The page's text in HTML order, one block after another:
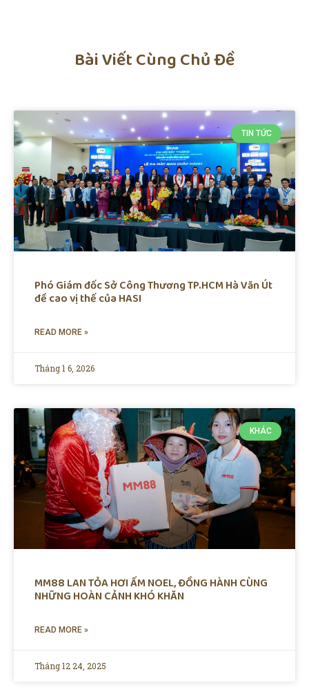
Bài Viết Cùng Chủ Đề
TIN TỨC
Phó Giám đốc Sở Công Thương TP.HCM Hà Văn Út
đề cao vị thế của HASI
READ MORE »
Tháng 1 6, 2026
KHÁC
MM88 LAN TỎA HƠI ẤM NOEL, ĐỒNG HÀNH CÙNG
NHỮNG HOÀN CẢNH KHÓ KHĂN
READ MORE »
Tháng 12 24, 2025